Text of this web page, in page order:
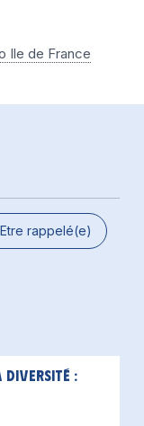
Ile de France
Etre rappelé(e)
diversité :